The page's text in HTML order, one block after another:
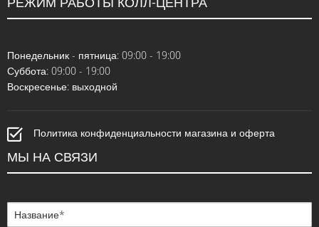
Понедельник - пятница: 09:00 - 19:00
Суббота: 09:00 - 19:00
Воскресенье: выходной
Политика конфиденциальности магазина и оферта
МЫ НА СВЯЗИ